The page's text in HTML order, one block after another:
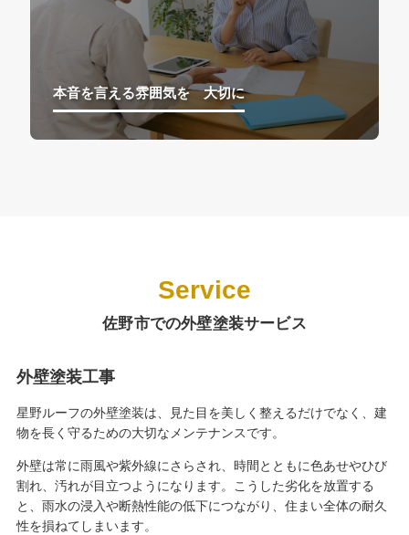
本音を言える雰囲気を゙大切に
Service
佐野市での外壁塗装サービス
外壁塗装工事
星野ルーフの外壁塗装は、見た目を美しく整えるだけでなく、建
物を長く守るための大切なメンテナンスです。
外壁は常に雨風や紫外線にさらされ、時間とともに色あせやひび
割れ、汚れが目立つようになります。こうした劣化を放置する
と、雨水の浸入や断熱性能の低下につながり、住まい全体の耐久
性を損ねてしまいます。